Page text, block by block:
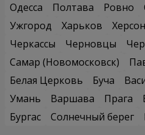
Одесса
Полтава Ровно
Ужгород
Харьков Херсон
Черкассы
Черновцы
Самар (Новомосковск)
Белая Церковь
Буча
Умань
Варшава Прага
Бургас
Солнечный берег